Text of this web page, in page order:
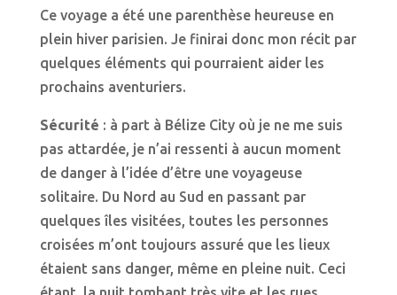
Ce voyage a été une parenthèse heureuse en
plein hiver parisien. Je finirai donc mon récit par
quelques éléments qui pourraient aider les
prochains aventuriers.
Sécurité : à part à Bélize City où je ne me suis
pas attardée, je n’ai ressenti à aucun moment
de danger à l’idée d’être une voyageuse
solitaire. Du Nord au Sud en passant par
quelques îles visitées, toutes les personnes
croisées m’ont toujours assuré que les lieux
étaient sans danger, même en pleine nuit. Ceci